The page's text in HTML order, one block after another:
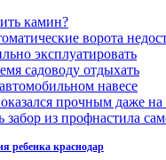
камин?
ворота
эксплуатировать
садоводу отдыхать
навесе
прочным даже на
забор из профнастила
ребенка краснодар